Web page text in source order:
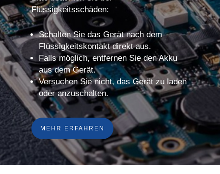
Flüssigkeitsschäden:
Schalten Sie das Gerät nach dem
Flüssigkeitskontakt direkt aus.
Falls möglich, entfernen Sie den Akku
aus dem Gerät.
Versuchen Sie nicht, das Gerät zu laden
oder anzuschalten.
MEHR ERFAHREN